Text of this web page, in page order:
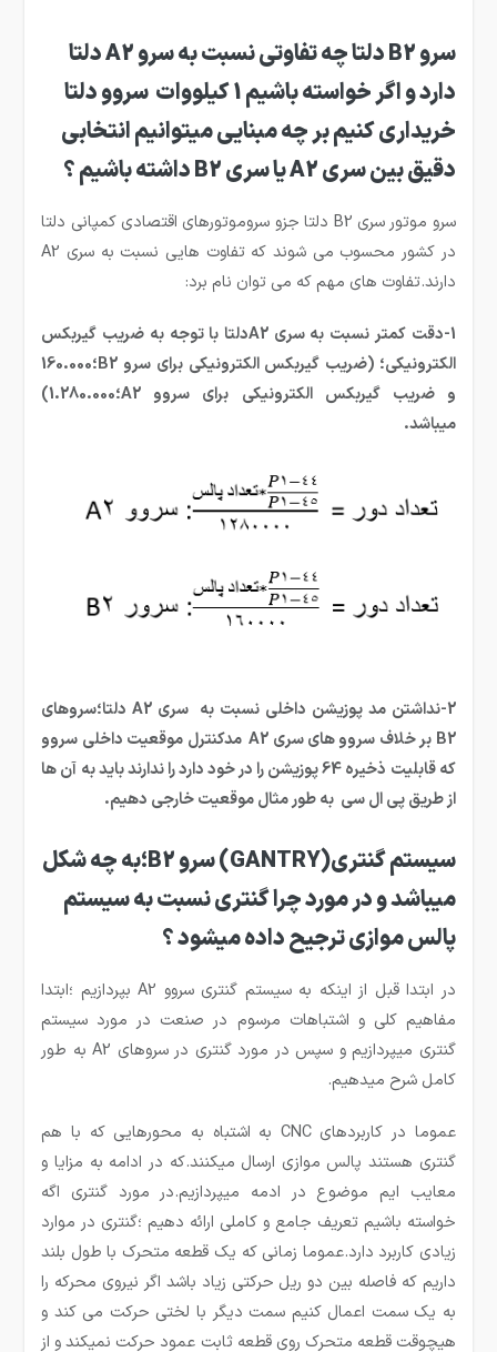
سرو B2 دلتا چه تفاوتی نسبت به سرو A2 دلتا
دارد و اگر خواسته باشیم 1 کیلووات سروو دلتا
خریداری کنیم بر چه مبنایی میتوانیم انتخابی
دقیق بین سری A2 یا سری B2 داشته باشیم ؟
سرو موتور سری B2 دلتا جزو سروموتورهای اقتصادی کمپانی دلتا
در کشور محسوب می شوند که تفاوت هایی نسبت به سری A2
دارند.تفاوت های مهم که می توان نام برد:
1-دقت کمتر نسبت به سری A2دلتا با توجه به ضریب گیربکس
الکترونیکی؛ (ضریب گیربکس الکترونیکی برای سرو B2؛160.000
و ضریب گیربکس الکترونیکی برای سروو A2؛1.280.000)
میباشد.
2-نداشتن مد پوزیشن داخلی نسبت به سری A2 دلتا؛سروهای
B2 بر خلاف سروو های سری A2 مدکنترل موقعیت داخلی سروو
که قابلیت ذخیره 64 پوزیشن را در خود دارد را ندارند باید به آن ها
از طریق پی ال سی به طور مثال موقعیت خارجی دهیم.
سیستم گنتری(GANTRY) سرو B2؛به چه شکل
میباشد و در مورد چرا گنتری نسبت به سیستم
پالس موازی ترجیح داده میشود ؟
در ابتدا قبل از اینکه به سیستم گنتری سروو A2 بپردازیم ؛ابتدا
مفاهیم کلی و اشتباهات مرسوم در صنعت در مورد سیستم
گنتری میپردازیم و سپس در مورد گنتری در سروهای A2 به طور
کامل شرح میدهیم.
عموما در کاربردهای CNC به اشتباه به محورهایی که با هم
گنتری هستند پالس موازی ارسال میکنند.که در ادامه به مزایا و
معایب ایم موضوع در ادمه میپردازیم.در مورد گنتری اگه
خواسته باشیم تعریف جامع و کاملی ارائه دهیم ؛گنتری در موارد
زیادی کاربرد دارد.عموما زمانی که یک قطعه متحرک با طول بلند
داریم که فاصله بین دو ریل حرکتی زیاد باشد اگر نیروی محرکه را
به یک سمت اعمال کنیم سمت دیگر با لختی حرکت می کند و
هیچوقت قطعه متحرک روی قطعه ثابت عمود حرکت نمیکند و از